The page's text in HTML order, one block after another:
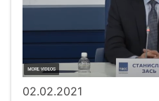
02.02.2021